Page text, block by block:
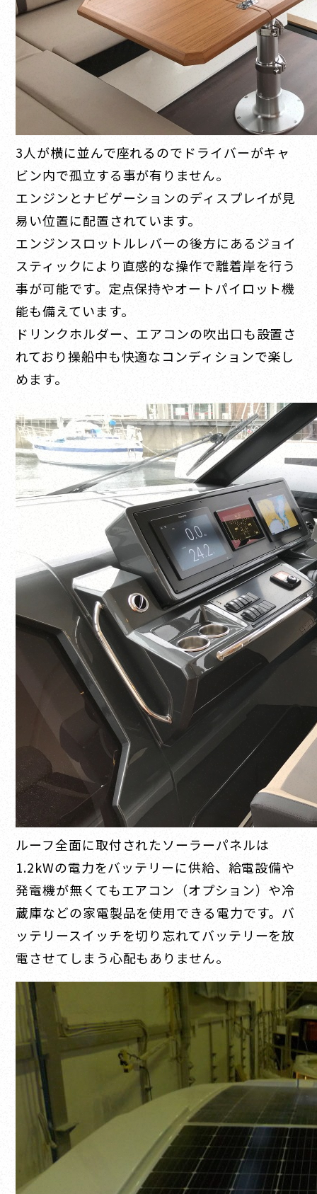
3人が横に並んで座れるのでドライバーがキャ
ビン内で孤立する事が有りません。
エンジンとナビゲーションのディスプレイが見
易い位置に配置されています。
エンジンスロットルレバーの後方にあるジョイ
スティックにより直感的な操作で離着岸を行う
事が可能です。定点保持やオートパイロット機
能も備えています。
ドリンクホルダー、エアコンの吹出口も設置さ
れており操船中も快適なコンディションで楽し
めます。
ルーフ全面に取付されたソーラーパネルは
1.2kWの電力をバッテリーに供給、給電設備や
発電機が無くてもエアコン（オプション）や冷
蔵庫などの家電製品を使用できる電力です。バ
ッテリースイッチを切り忘れてバッテリーを放
電させてしまう心配もありません。